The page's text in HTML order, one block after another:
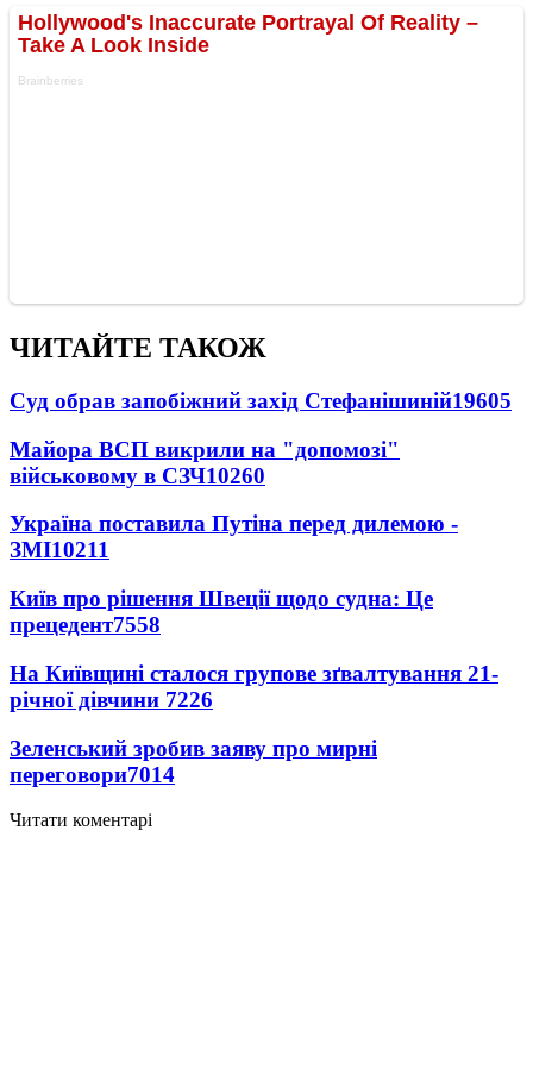
ЧИТАЙТЕ ТАКОЖ
Суд обрав запобіжний захід Стефанішиній19605
Майора ВСП викрили на "допомозі"
військовому в СЗЧ10260
Україна поставила Путіна перед дилемою -
ЗМІ10211
Київ про рішення Швеції щодо судна: Це
прецедент7558
На Київщині сталося групове зґвалтування 21-
річної дівчини 7226
Зеленський зробив заяву про мирні
переговори7014
Читати коментарі